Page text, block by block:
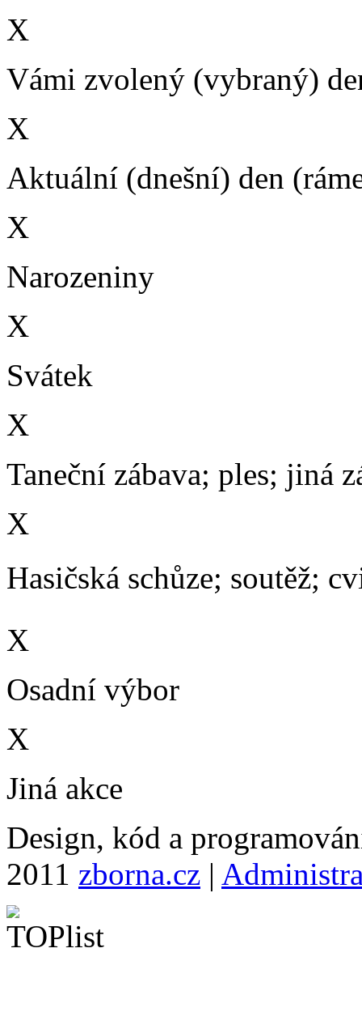
X
Vámi zvolený (vybraný)
X
Aktuální (dnešní) den
X
Narozeniny
X
Svátek
X
Taneční zábava; ples; jiná
X
Hasičská schůze; soutěž;
X
Osadní výbor
X
Jiná akce
Design, kód a
2011 zborna.cz |